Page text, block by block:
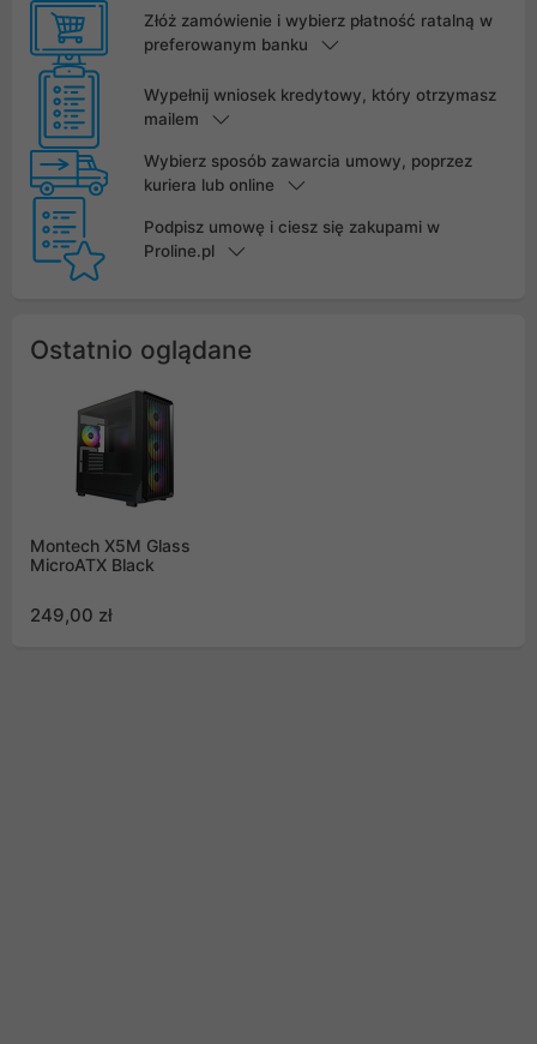
Złóż zamówienie i wybierz płatność ratalną w
preferowanym banku
Wypełnij wniosek kredytowy, który otrzymasz
mailem
Wybierz sposób zawarcia umowy, poprzez
kuriera lub online
Podpisz umowę i ciesz się zakupami w
Proline.pl
Ostatnio oglądane
Montech X5M Glass
MicroATX Black
249,00 zł